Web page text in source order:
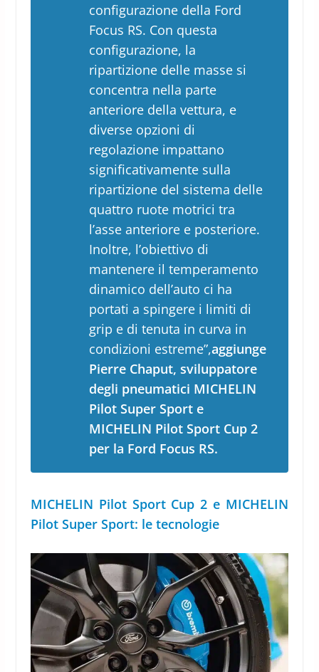
configurazione della Ford
Focus RS. Con questa
configurazione, la
ripartizione delle masse si
concentra nella parte
anteriore della vettura, e
diverse opzioni di
regolazione impattano
significativamente sulla
ripartizione del sistema delle
quattro ruote motrici tra
l’asse anteriore e posteriore.
Inoltre, l’obiettivo di
mantenere il temperamento
dinamico dell’auto ci ha
portati a spingere i limiti di
grip e di tenuta in curva in
condizioni estreme”,aggiunge
Pierre Chaput, sviluppatore
degli pneumatici MICHELIN
Pilot Super Sport e
MICHELIN Pilot Sport Cup 2
per la Ford Focus RS.
MICHELIN Pilot Sport Cup 2 e MICHELIN
Pilot Super Sport: le tecnologie